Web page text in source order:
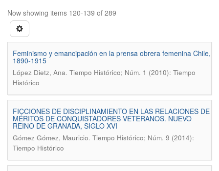
Now showing items 120-139 of 289
Feminismo y emancipación en la prensa obrera femenina Chile,
1890-1915
López Dietz, Ana. Tiempo Histórico; Núm. 1 (2010): Tiempo
Histórico
FICCIONES DE DISCIPLINAMIENTO EN LAS RELACIONES DE
MÉRITOS DE CONQUISTADORES VETERANOS. NUEVO
REINO DE GRANADA, SIGLO XVI
Gómez Gómez, Mauricio. Tiempo Histórico; Núm. 9 (2014):
Tiempo Histórico